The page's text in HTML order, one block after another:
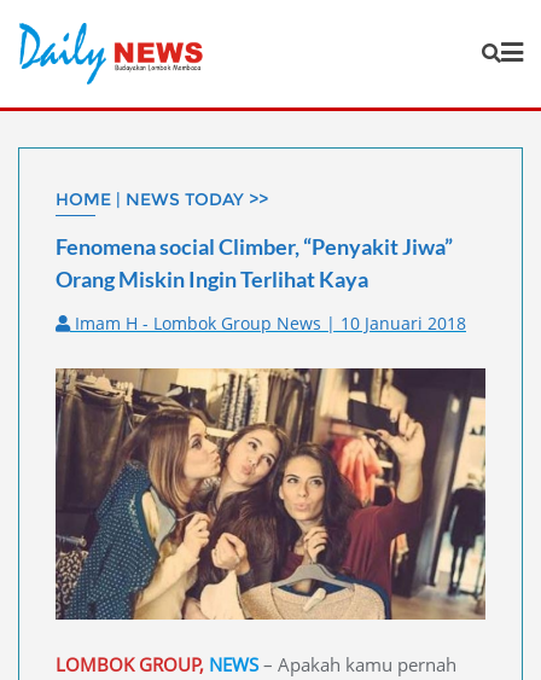
content
HOME | NEWS TODAY >>
Fenomena social Climber, “Penyakit Jiwa”
Orang Miskin Ingin Terlihat Kaya
Imam H - Lombok Group News | 10 Januari 2018
LOMBOK GROUP, NEWS – Apakah kamu pernah